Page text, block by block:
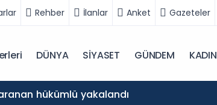
Rehber İlanlar Anket Gazeteler
DÜNYA SİYASET GÜNDEM KADIN
aranan hükümlü yakalandı